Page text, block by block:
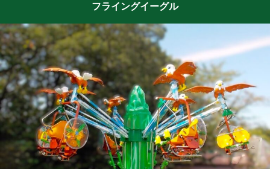
フライングイーグル